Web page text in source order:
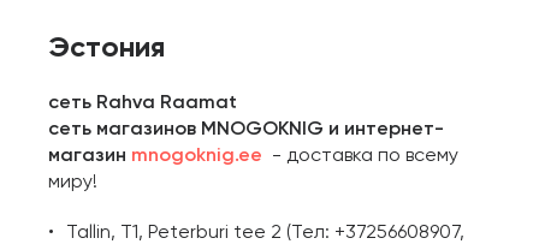
Эстония
сеть Rahva Raamat
сеть магазинов MNOGOKNIG и интернет-
магазин mnogoknig.ee
- доставка по всему
миру!
Tallin, T1, Peterburi tee 2 (Тел: +37256608907,